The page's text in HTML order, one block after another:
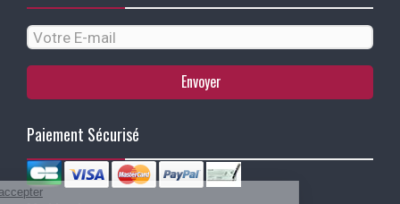
Envoyer
Paiement Sécurisé
Continuer sans accepter